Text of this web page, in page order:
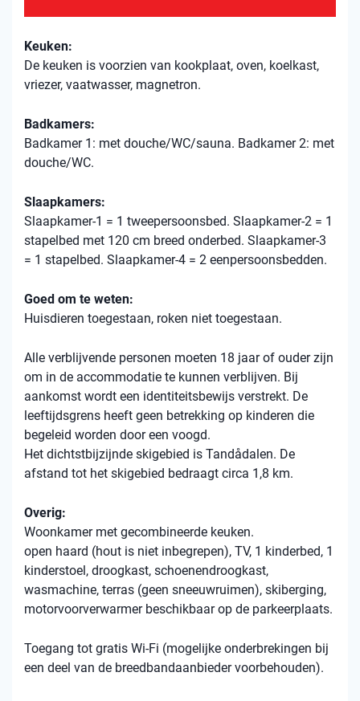
Keuken:
De keuken is voorzien van kookplaat, oven, koelkast,
vriezer, vaatwasser, magnetron.
Badkamers:
Badkamer 1: met douche/WC/sauna. Badkamer 2: met
douche/WC.
Slaapkamers:
Slaapkamer-1 = 1 tweepersoonsbed. Slaapkamer-2 = 1
stapelbed met 120 cm breed onderbed. Slaapkamer-3
= 1 stapelbed. Slaapkamer-4 = 2 eenpersoonsbedden.
Goed om te weten:
Huisdieren toegestaan, roken niet toegestaan.
Alle verblijvende personen moeten 18 jaar of ouder zijn
om in de accommodatie te kunnen verblijven. Bij
aankomst wordt een identiteitsbewijs verstrekt. De
leeftijdsgrens heeft geen betrekking op kinderen die
begeleid worden door een voogd.
Het dichtstbijzijnde skigebied is Tandådalen. De
afstand tot het skigebied bedraagt ​​circa 1,8 km.
Overig:
Woonkamer met gecombineerde keuken.
open haard (hout is niet inbegrepen), TV, 1 kinderbed, 1
kinderstoel, droogkast, schoenendroogkast,
wasmachine, terras (geen sneeuwruimen), skiberging,
motorvoorverwarmer beschikbaar op de parkeerplaats.
Toegang tot gratis Wi-Fi (mogelijke onderbrekingen bij
een deel van de breedbandaanbieder voorbehouden).